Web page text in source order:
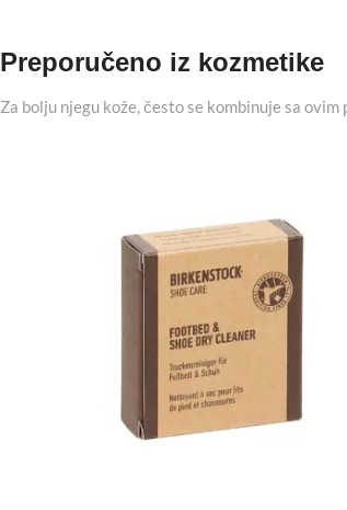
Preporučeno iz kozmetike
Za bolju njegu kože, često se kombinuje sa ovim